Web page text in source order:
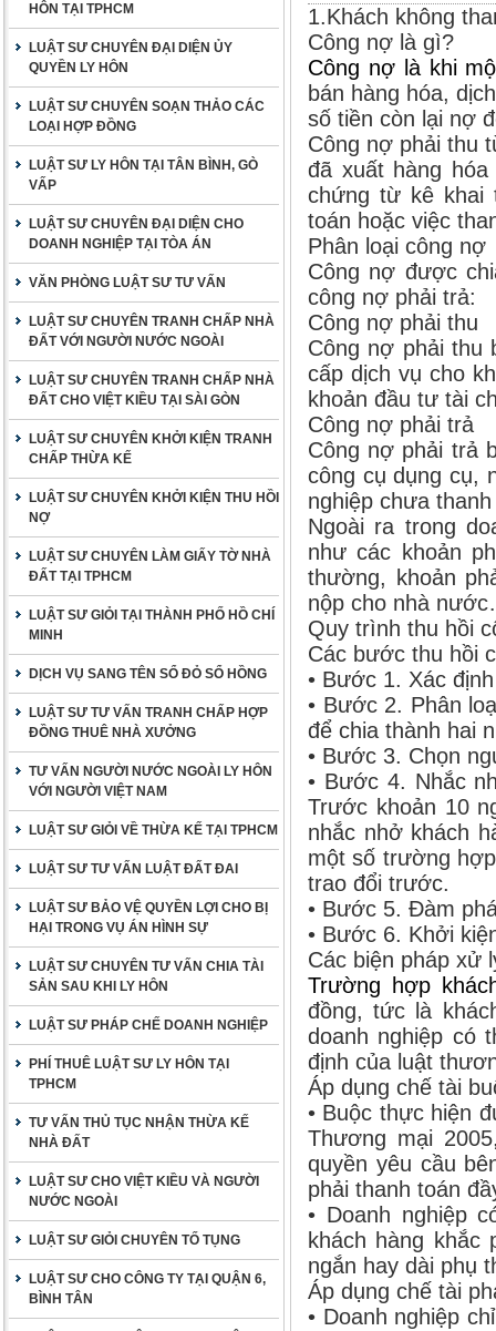
HÔN TẠI TPHCM
LUẬT SƯ CHUYÊN ĐẠI DIỆN ỦY
QUYỀN LY HÔN
LUẬT SƯ CHUYÊN SOẠN THẢO CÁC
LOẠI HỢP ĐỒNG
LUẬT SƯ LY HÔN TẠI TÂN BÌNH, GÒ
VẤP
LUẬT SƯ CHUYÊN ĐẠI DIỆN CHO
DOANH NGHIỆP TẠI TÒA ÁN
VĂN PHÒNG LUẬT SƯ TƯ VẤN
LUẬT SƯ CHUYÊN TRANH CHẤP NHÀ
ĐẤT VỚI NGƯỜI NƯỚC NGOÀI
LUẬT SƯ CHUYÊN TRANH CHẤP NHÀ
ĐẤT CHO VIỆT KIỀU TẠI SÀI GÒN
LUẬT SƯ CHUYÊN KHỞI KIỆN TRANH
CHẤP THỪA KẾ
LUẬT SƯ CHUYÊN KHỞI KIỆN THU HỒI
NỢ
LUẬT SƯ CHUYÊN LÀM GIẤY TỜ NHÀ
ĐẤT TẠI TPHCM
LUẬT SƯ GIỎI TẠI THÀNH PHỐ HỒ CHÍ
MINH
DỊCH VỤ SANG TÊN SỔ ĐỎ SỔ HỒNG
LUẬT SƯ TƯ VẤN TRANH CHẤP HỢP
ĐỒNG THUÊ NHÀ XƯỞNG
TƯ VẤN NGƯỜI NƯỚC NGOÀI LY HÔN
VỚI NGƯỜI VIỆT NAM
LUẬT SƯ GIỎI VỀ THỪA KẾ TẠI TPHCM
LUẬT SƯ TƯ VẤN LUẬT ĐẤT ĐAI
LUẬT SƯ BẢO VỆ QUYỀN LỢI CHO BỊ
HẠI TRONG VỤ ÁN HÌNH SỰ
LUẬT SƯ CHUYÊN TƯ VẤN CHIA TÀI
SẢN SAU KHI LY HÔN
LUẬT SƯ PHÁP CHẾ DOANH NGHIỆP
PHÍ THUÊ LUẬT SƯ LY HÔN TẠI
TPHCM
TƯ VẤN THỦ TỤC NHẬN THỪA KẾ
NHÀ ĐẤT
LUẬT SƯ CHO VIỆT KIỀU VÀ NGƯỜI
NƯỚC NGOÀI
LUẬT SƯ GIỎI CHUYÊN TỐ TỤNG
LUẬT SƯ CHO CÔNG TY TẠI QUẬN 6,
BÌNH TÂN
1.Khách không
Công nợ là gì?
Công nợ là khi
bán hàng hóa,
số tiền còn lại nợ
Công nợ phải thu
đã xuất hàng
chứng từ kê khai
toán hoặc việc
Phân loại công nợ
Công nợ được
công nợ phải trả:
Công nợ phải thu
Công nợ phải thu
cấp dịch vụ cho
khoản đầu tư tài
Công nợ phải trả
Công nợ phải trả
công cụ dụng cụ,
nghiệp chưa
Ngoài ra trong
như các khoản
thường, khoản
nộp cho nhà
Quy trình thu hồi
Các bước thu hồi
• Bước 1. Xác
• Bước 2. Phân
để chia thành hai
• Bước 3. Chọn
• Bước 4. Nhắc
Trước khoản 10
nhắc nhở khách
một số trường
trao đổi trước.
• Bước 5. Đàm
• Bước 6. Khởi
Các biện pháp xử
Trường hợp
đồng, tức là
doanh nghiệp có
định của luật
Áp dụng chế tài
• Buộc thực hiện
Thương mại
quyền yêu cầu
phải thanh toán
• Doanh nghiệp
khách hàng khắc
ngắn hay dài phụ
Áp dụng chế tài
• Doanh nghiệp